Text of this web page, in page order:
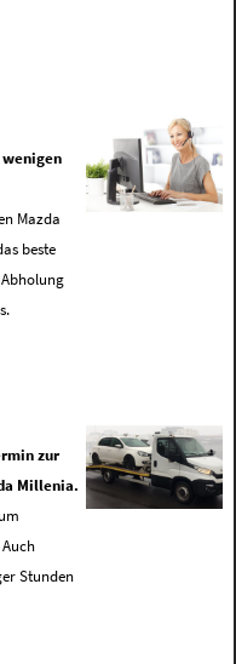
Mazda
beste
zur
Millenia.
Stunden